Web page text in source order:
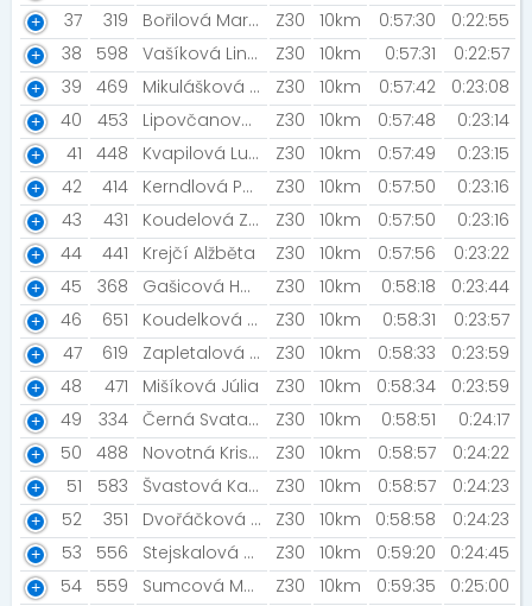
37
319 Bořilová Markéta Z30 10km 0:57:30
0:22:55
38
598 Vašíková Linda Z30 10km 0:57:31
0:22:57
39
469 Mikulášková Lucie Z30 10km 0:57:42
0:23:08
40
453 Lipovčanová Viktorie Z30 10km 0:57:48
0:23:14
41
448 Kvapilová Lucie Z30 10km 0:57:49
0:23:15
42
414 Kerndlová Petra Z30 10km 0:57:50
0:23:16
43
431 Koudelová Zuzana Z30 10km 0:57:50
0:23:16
44
441 Krejčí Alžběta Z30 10km 0:57:56
0:23:22
45
368 Gašicová Hana Z30 10km 0:58:18
0:23:44
46
651 Koudelková Dora Z30 10km 0:58:31
0:23:57
47
619 Zapletalová Barbora Z30 10km 0:58:33
0:23:59
48
471 Mišíková Júlia Z30 10km 0:58:34
0:23:59
49
334 Černá Svatava Z30 10km 0:58:51
0:24:17
50
488 Novotná Kristýna Z30 10km 0:58:57
0:24:22
51
583 Švastová Kateřina Z30 10km 0:58:57
0:24:23
52
351 Dvořáčková Barbora Z30 10km 0:58:58
0:24:23
53
556 Stejskalová Andrea Z30 10km 0:59:20
0:24:45
54
559 Sumcová Monika Z30 10km 0:59:35
0:25:00